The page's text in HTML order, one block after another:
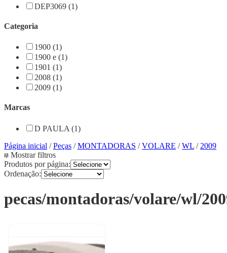
DEP3069 (1)
Categoria
1900 (1)
1900 e (1)
1901 (1)
2008 (1)
2009 (1)
Marcas
D PAULA (1)
Página inicial /Peças /MONTADORAS /VOLARE /WL / 2009
Mostrar filtros
Produtos por página:
Ordenação:
pecas/montadoras/volare/wl/